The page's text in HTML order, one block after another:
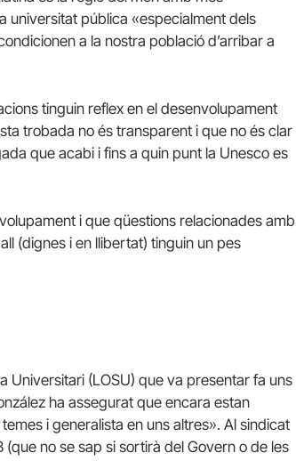
universitat pública «especialment dels
a la nostra població d’arribar a
tinguin reflex en el desenvolupament
trobada no és transparent i que no és clar
que acabi i fins a quin punt la Unesco es
i que qüestions relacionades amb
(dignes i en llibertat) tinguin un pes
Universitari (LOSU) que va presentar fa uns
ha assegurat que encara estan
i generalista en uns altres». Al sindicat
no se sap si sortirà del Govern o de les